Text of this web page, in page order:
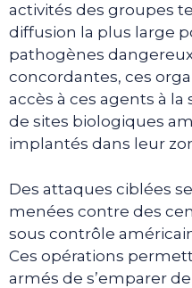
activités des groupes
diffusion la plus large
pathogènes
concordantes, ces
accès à ces agents à
de sites biologiques
implantés dans leur
Des attaques ciblées
menées contre des
sous contrôle
Ces opérations
armés de s’emparer